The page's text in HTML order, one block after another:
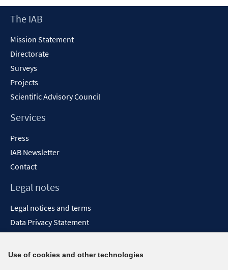
new
Footer
The IAB
Mission Statement
Directorate
Surveys
Projects
Scientific Advisory Council
Services
Press
IAB Newsletter
Contact
Legal notes
Legal notices and terms
Data Privacy Statement
Report Accessibility
Use of cookies and other technologies